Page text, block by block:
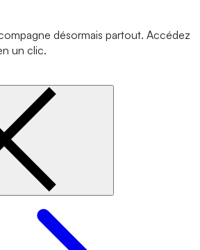
désormais partout. Accédez
un clic.